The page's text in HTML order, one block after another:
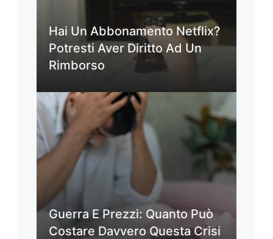
Hai Un Abbonamento Netflix?
Potresti Aver Diritto Ad Un
Rimborso
Guerra E Prezzi: Quanto Può
Costare Davvero Questa Crisi